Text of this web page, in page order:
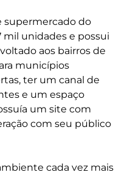
supermercado do
mil unidades e possui
aos bairros de
municípios
ter um canal de
e um espaço
um site com
com seu público
cada vez mais